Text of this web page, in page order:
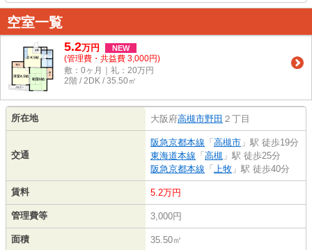
空室一覧
5.2万円 NEW
(管理費・共益費 3,000円)
敷：0ヶ月｜礼：20万円
2階 / 2DK / 35.50㎡
所在地 大阪府高槻市野田 ２丁目
交通
阪急京都本線 「 高槻市 」駅 徒歩19分
東海道本線 「 高槻 」駅 徒歩25分
阪急京都本線 「 上牧 」駅 徒歩40分
賃料 5.2万円
管理費等 3,000円
面積 35.50㎡